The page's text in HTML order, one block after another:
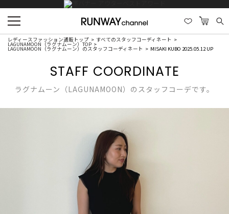
レディースファッション通販トップ すべてのスタッフコーディネート
LAGUNAMOON（ラグナムーン）TOP
LAGUNAMOON（ラグナムーン）のスタッフコーディネート MISAKI KUBO 2025.05.12 UP
STAFF COORDINATE
ラグナムーン（LAGUNAMOON）のスタッフコーデです。